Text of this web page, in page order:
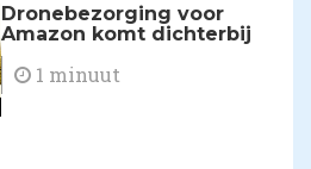
Dronebezorging voor
Amazon komt dichterbij
1 minuut